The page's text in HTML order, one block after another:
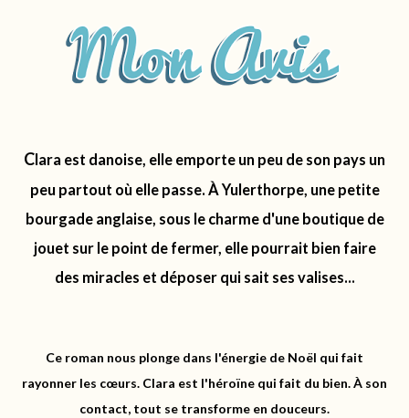
Clara est danoise, elle emporte un peu de son pays un
peu partout où elle passe. À Yulerthorpe, une petite
bourgade anglaise, sous le charme d'une boutique de
jouet sur le point de fermer, elle pourrait bien faire
des miracles et déposer qui sait ses valises...
Ce roman nous plonge dans l'énergie de Noël qui fait
rayonner les cœurs. Clara est l'héroïne qui fait du bien.À son
contact, tout se transforme en douceurs.